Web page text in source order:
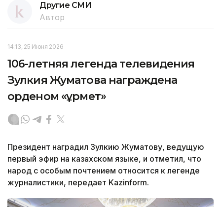
Другие СМИ
Автор
14:13, 25 Июня 2026
106-летняя легенда телевидения
Зулкия Жуматова награждена
орденом «Құрмет»
Президент наградил Зулкию Жуматову, ведущую
первый эфир на казахском языке, и отметил, что
народ с особым почтением относится к легенде
журналистики, передает Kazinform.